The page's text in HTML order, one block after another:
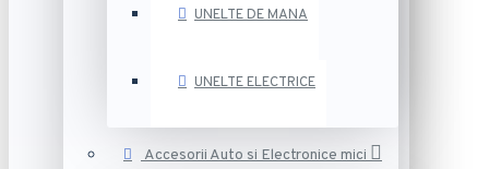
UNELTE DE MANA
UNELTE ELECTRICE
Accesorii Auto si Electronice mici